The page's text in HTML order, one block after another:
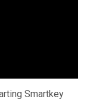
Smartkey